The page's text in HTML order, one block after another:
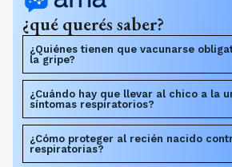
¿qué querés saber?
¿Quiénes tienen que vacunarse
la gripe?
¿Cuándo hay que llevar al chico a la
síntomas respiratorios?
¿Cómo proteger al recién nacido
respiratorias?